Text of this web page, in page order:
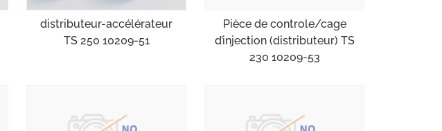
distributeur-accélérateur
TS 250 10209-51
Pièce de controle/cage
d’injection (distributeur) TS
230 10209-53